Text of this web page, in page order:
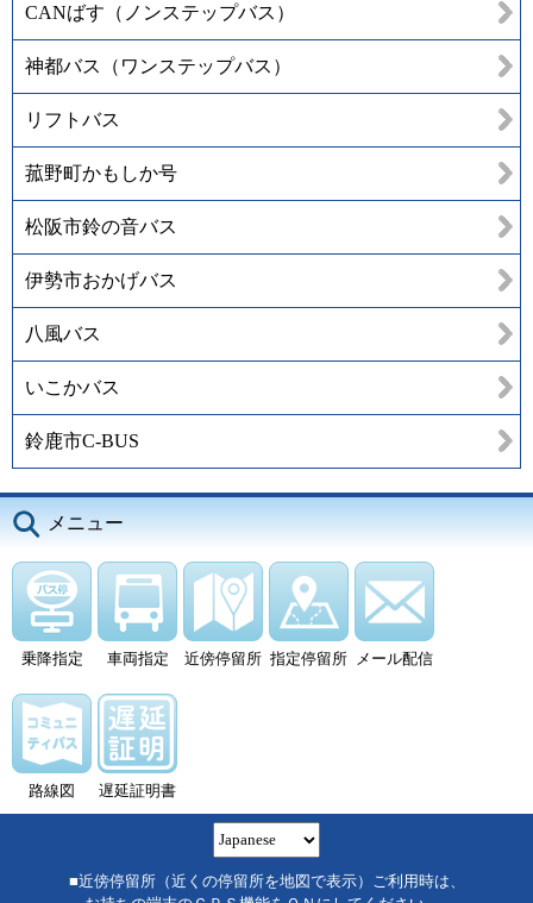
CANばす（ノンステップバス）
神都バス（ワンステップバス）
リフトバス
菰野町かもしか号
松阪市鈴の音バス
伊勢市おかげバス
八風バス
いこかバス
鈴鹿市C-BUS
メニュー
乗降指定 車両指定 近傍停留所 指定停留所 メール配信
路線図 遅延証明書
■近傍停留所（近くの停留所を地図で表示）ご利用時は、